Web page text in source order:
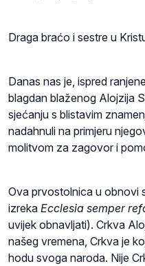
Draga braćo i sestre u
Danas nas je, ispred
blagdan blaženog Alojzija
sjećanju s blistavim
nadahnuli na primjeru
molitvom za zagovor i
Ova prvostolnica u obnovi
izreka Ecclesia semper
uvijek obnavljati). Crkva
našeg vremena, Crkva je
hodu svoga naroda. Nije